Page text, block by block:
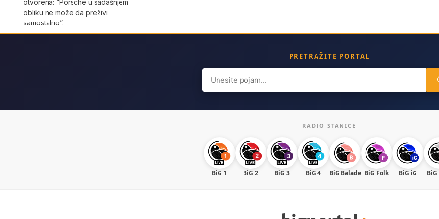
otvorena: “Porsche u sadašnjem
obliku ne može da preživi
samostalno”.
PRETRAŽITE PORTAL
Search
for:
RADIO STANICE
BiG 1 BiG 2 BiG 3 BiG 4 BiG Balade BiG Folk BiG iG BiG